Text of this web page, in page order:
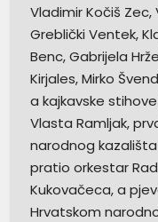
Vladimir Kočiš Zec,
Greblički Ventek,
Benc, Gabrijela
Kirjales, Mirko
a kajkavske
Vlasta Ramljak,
narodnog
pratio orkestar
Kukovačeca, a
Hrvatskom